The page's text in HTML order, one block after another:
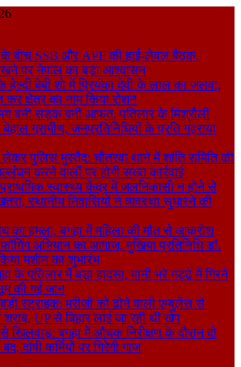
के बीच SSB और APF की हाई-लेवल बैठक,
पर नेपाल का बड़ा आश्वासन
हेल्दी बेबी शो में प्रियंका देवी के लाल का जलवा,
कर क्षेत्र का नाम किया रोशन
बनी सड़क बनी आफत, पतिलार के मिश्रौली
ग्रामीण, जनप्रतिनिधियों के प्रति गहराया
पुलिस मुस्तैद: चौतरवा थाने में शांति समिति की
करने वालों पर होगी सख्त कार्रवाई
स्वास्थ्य केंद्र में जलनिकासी न होने से
स्थानीय निवासियों ने व्यवस्था सुधारने की
का हमला, बगहा में महिला की मौत से आक्रोश
अभियान का आगाज, मुखिया प्रतिनिधि डॉ.
मशीन का शुभारंभ
के पतिलार में बड़ा हादसा, पानी भरे गड्ढे में गिरने
की गई जान
स्ट्राइक: मरीजों को ढोने वाली एम्बुलेंस से
UP से बिहार लाई जा रही थी खेप
खिलवाड़: बगहा में औचक निरीक्षण के दौरान दो
दोषी कर्मियों पर गिरेगी गाज